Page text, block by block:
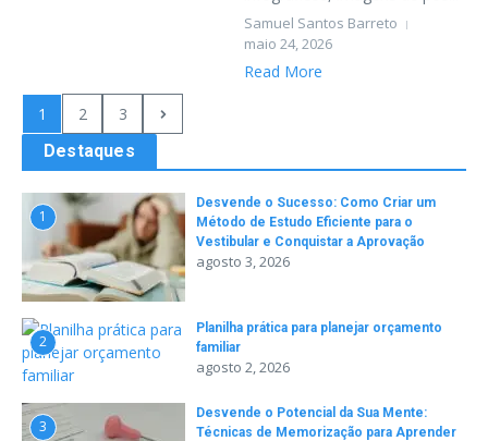
Samuel Santos Barreto
maio 24, 2026
Read More
1 2
3
Destaques
1
Desvende o Sucesso: Como Criar um
Método de Estudo Eficiente para o
Vestibular e Conquistar a Aprovação
agosto 3, 2026
2
Planilha prática para planejar orçamento
familiar
agosto 2, 2026
3
Desvende o Potencial da Sua Mente:
Técnicas de Memorização para Aprender